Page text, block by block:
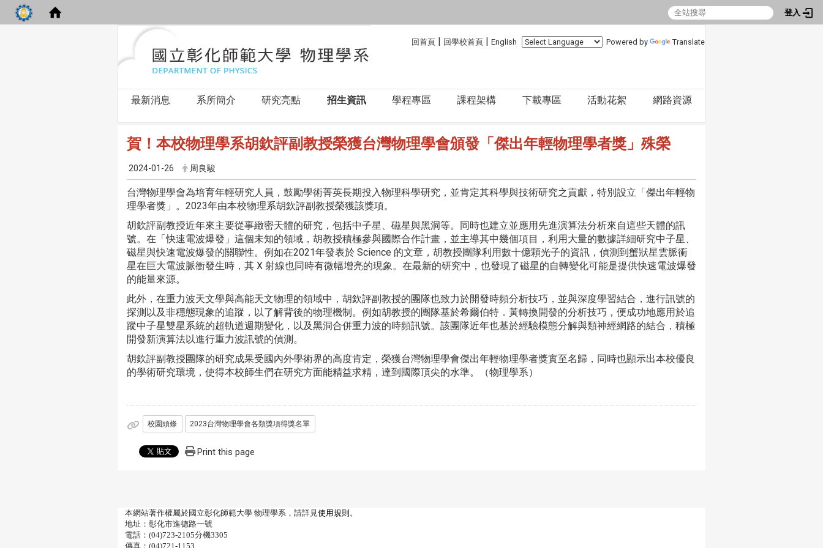
登入
回首頁 | 回學校首頁 | English Powered by Translate
最新消息 系所簡介 研究亮點 招生資訊 學程專區 課程架構 下載專區 活動花絮 網路資源
賀！本校物理學系胡欽評副教授榮獲台灣物理學會頒發「傑出年輕物理學者獎」殊榮
2024-01-26 周良駿
台灣物理學會為培育年輕研究人員，鼓勵學術菁英長期投入物理科學研究，並肯定其科學與技術研究之貢獻，特別設立「傑出年輕物
理學者獎」。2023年由本校物理系胡欽評副教授榮獲該獎項。
胡欽評副教授近年來主要從事緻密天體的研究，包括中子星、磁星與黑洞等。同時也建立並應用先進演算法分析來自這些天體的訊
號。在「快速電波爆發」這個未知的領域，胡教授積極參與國際合作計畫，並主導其中幾個項目，利用大量的數據詳細研究中子星、
磁星與快速電波爆發的關聯性。例如在2021年發表於 Science 的文章，胡教授團隊利用數十億顆光子的資訊，偵測到蟹狀星雲脈衝
星在巨大電波脈衝發生時，其 X 射線也同時有微幅增亮的現象。在最新的研究中，也發現了磁星的自轉變化可能是提供快速電波爆發
的能量來源。
此外，在重力波天文學與高能天文物理的領域中，胡欽評副教授的團隊也致力於開發時頻分析技巧，並與深度學習結合，進行訊號的
探測以及非穩態現象的追蹤，以了解背後的物理機制。例如胡教授的團隊基於希爾伯特．黃轉換開發的分析技巧，便成功地應用於追
蹤中子星雙星系統的超軌道週期變化，以及黑洞合併重力波的時頻訊號。該團隊近年也基於經驗模態分解與類神經網路的結合，積極
開發新演算法以進行重力波訊號的偵測。
胡欽評副教授團隊的研究成果受國內外學術界的高度肯定，榮獲台灣物理學會傑出年輕物理學者獎實至名歸，同時也顯示出本校優良
的學術研究環境，使得本校師生們在研究方面能精益求精，達到國際頂尖的水準。（物理學系）
校園頭條 2023台灣物理學會各類獎項得獎名單
Print this page
本網站著作權屬於國立彰化師範大學 物理學系，請詳見使用規則 。
地址：彰化市進德路一號
電話：(04)723-2105分機3305
傳真：(04)721-1153